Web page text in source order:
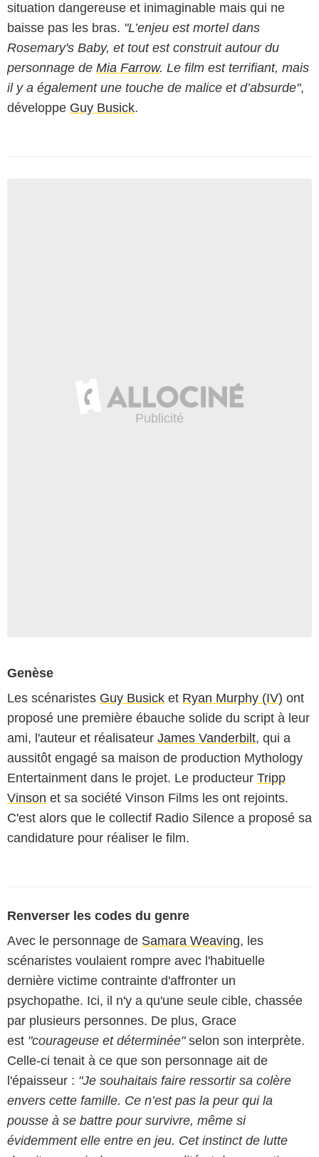
situation dangereuse et inimaginable mais qui ne
baisse pas les bras. "L’enjeu est mortel dans
Rosemary's Baby, et tout est construit autour du
personnage de Mia Farrow. Le film est terrifiant, mais
il y a également une touche de malice et d’absurde",
développe Guy Busick.
Genèse
Les scénaristes Guy Busick et Ryan Murphy (IV) ont
proposé une première ébauche solide du script à leur
ami, l'auteur et réalisateur James Vanderbilt, qui a
aussitôt engagé sa maison de production Mythology
Entertainment dans le projet. Le producteur Tripp
Vinson et sa société Vinson Films les ont rejoints.
C'est alors que le collectif Radio Silence a proposé sa
candidature pour réaliser le film.
Renverser les codes du genre
Avec le personnage de Samara Weaving, les
scénaristes voulaient rompre avec l'habituelle
dernière victime contrainte d'affronter un
psychopathe. Ici, il n'y a qu'une seule cible, chassée
par plusieurs personnes. De plus, Grace
est "courageuse et déterminée"selon son interprète.
Celle-ci tenait à ce que son personnage ait de
l'épaisseur : "Je souhaitais faire ressortir sa colère
envers cette famille. Ce n’est pas la peur qui la
pousse à se battre pour survivre, même si
évidemment elle entre en jeu. Cet instinct de lutte